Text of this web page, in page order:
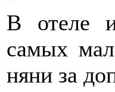
В отеле
самых
няни за